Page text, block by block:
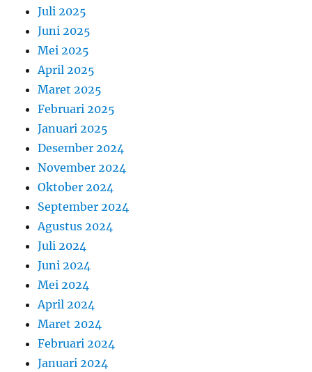
Juli 2025
Juni 2025
Mei 2025
April 2025
Maret 2025
Februari 2025
Januari 2025
Desember 2024
November 2024
Oktober 2024
September 2024
Agustus 2024
Juli 2024
Juni 2024
Mei 2024
April 2024
Maret 2024
Februari 2024
Januari 2024